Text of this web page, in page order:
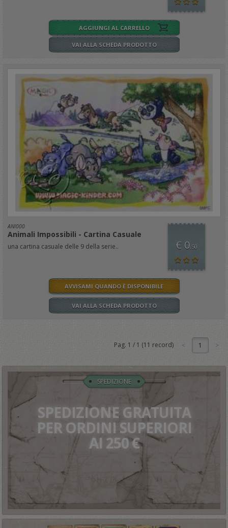
AGGIUNGI AL CARRELLO
VAI ALLA SCHEDA PRODOTTO
ANI000
Animali Impossibili - Cartina Casuale
una cartina casuale delle 9 della serie.. € 0,50
AVVISAMI QUANDO È DISPONIBILE
VAI ALLA SCHEDA PRODOTTO
Pag. 1 / 1 (11 record) 1
SPEDIZIONE
SPEDIZIONE GRATUITA
PER ORDINI SUPERIORI
AI 250 €